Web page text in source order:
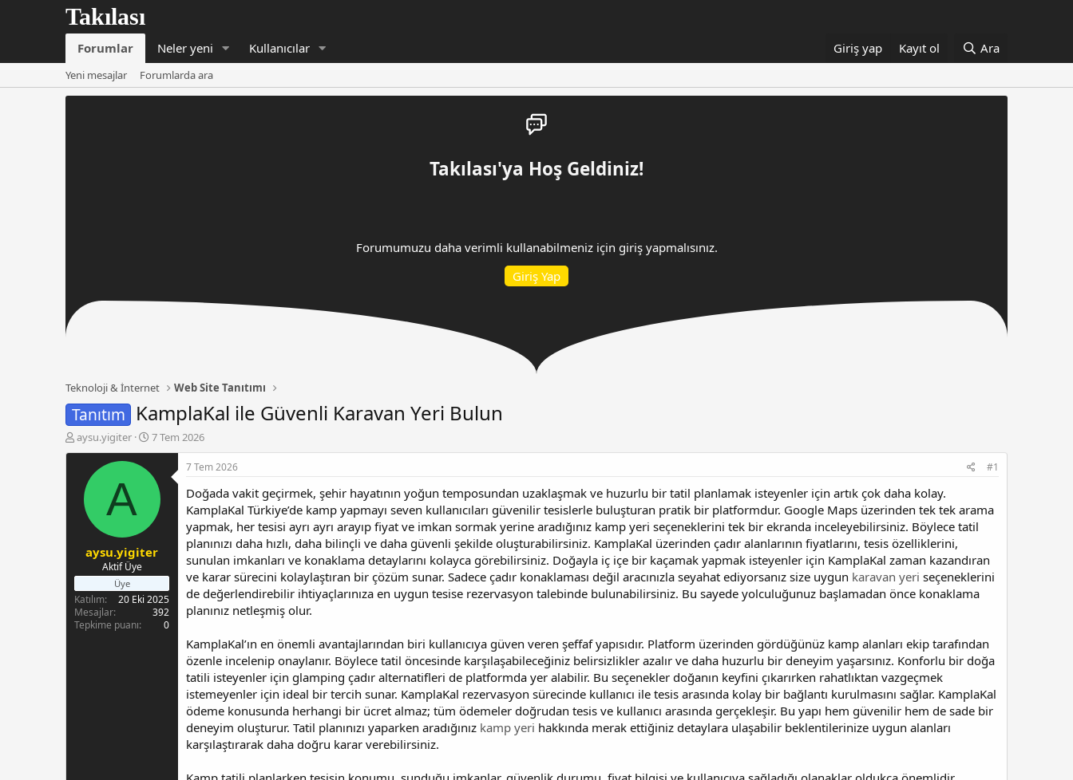
Forumlar Neler yeni Kullanıcılar Giriş yap Kayıt ol Ara
Yeni mesajlar Forumlarda ara
Takılası'ya Hoş Geldiniz!
Forumumuzu daha verimli kullanabilmeniz için giriş yapmalısınız.
Giriş Yap
Teknoloji & İnternet Web Site Tanıtımı
Tanıtım KamplaKal ile Güvenli Karavan Yeri Bulun
K
o
l
a
t
a
aysu.yigiter
B
a
l
g
ç
a
r
7 Tem 2026
A
aysu.yigiter
Aktif Üye
Üye
Katılım
20 Eki 2025
Mesajlar
392
Tepkime puanı
0
7 Tem 2026 #1
Doğada vakit geçirmek, şehir hayatının yoğun temposundan uzaklaşmak ve huzurlu bir tatil planlamak isteyenler için artık çok daha kolay.
KamplaKal Türkiye’de kamp yapmayı seven kullanıcıları güvenilir tesislerle buluşturan pratik bir platformdur. Google Maps üzerinden tek tek arama
yapmak, her tesisi ayrı ayrı arayıp fiyat ve imkan sormak yerine aradığınız kamp yeri seçeneklerini tek bir ekranda inceleyebilirsiniz. Böylece tatil
planınızı daha hızlı, daha bilinçli ve daha güvenli şekilde oluşturabilirsiniz. KamplaKal üzerinden çadır alanlarının fiyatlarını, tesis özelliklerini,
sunulan imkanları ve konaklama detaylarını kolayca görebilirsiniz. Doğayla iç içe bir kaçamak yapmak isteyenler için KamplaKal zaman kazandıran
ve karar sürecini kolaylaştıran bir çözüm sunar. Sadece çadır konaklaması değil aracınızla seyahat ediyorsanız size uygun karavan yeri seçeneklerini
de değerlendirebilir ihtiyaçlarınıza en uygun tesise rezervasyon talebinde bulunabilirsiniz. Bu sayede yolculuğunuz başlamadan önce konaklama
planınız netleşmiş olur.
KamplaKal’ın en önemli avantajlarından biri kullanıcıya güven veren şeffaf yapısıdır. Platform üzerinden gördüğünüz kamp alanları ekip tarafından
özenle incelenip onaylanır. Böylece tatil öncesinde karşılaşabileceğiniz belirsizlikler azalır ve daha huzurlu bir deneyim yaşarsınız. Konforlu bir doğa
tatili isteyenler için glamping çadır alternatifleri de platformda yer alabilir. Bu seçenekler doğanın keyfini çıkarırken rahatlıktan vazgeçmek
istemeyenler için ideal bir tercih sunar. KamplaKal rezervasyon sürecinde kullanıcı ile tesis arasında kolay bir bağlantı kurulmasını sağlar. KamplaKal
ödeme konusunda herhangi bir ücret almaz; tüm ödemeler doğrudan tesis ve kullanıcı arasında gerçekleşir. Bu yapı hem güvenilir hem de sade bir
deneyim oluşturur. Tatil planınızı yaparken aradığınız kamp yeri hakkında merak ettiğiniz detaylara ulaşabilir beklentilerinize uygun alanları
karşılaştırarak daha doğru karar verebilirsiniz.